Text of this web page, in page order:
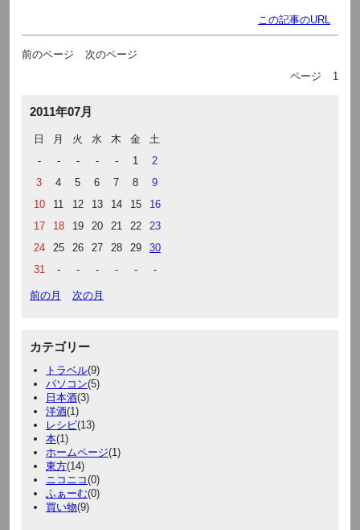
この記事のURL
前のページ
次のページ
ページ
1
2011年07月
日 月 火 水 木 金
土
-
- - - - 1
2
3
4 5 6 7 8
9
10
11 12 13 14 15
16
17
18 19 20 21 22
23
24
25 26 27 28 29
30
31
- - - - - -
前の月 次の月
カテゴリー
トラベル(9)
パソコン(5)
日本酒(3)
洋酒(1)
レシピ(13)
本(1)
ホームページ(1)
東方(14)
ニコニコ(0)
ふぁーむ(0)
買い物(9)